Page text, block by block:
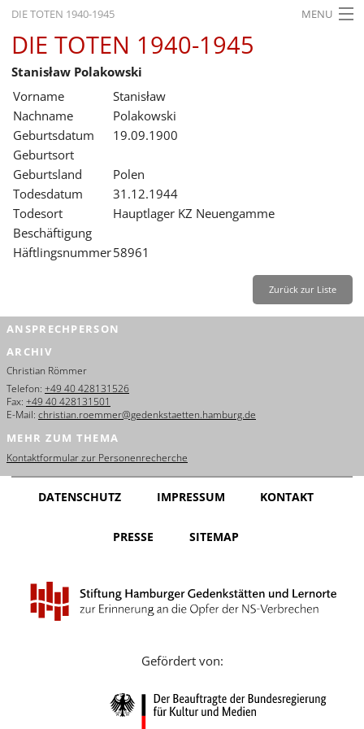
DIE TOTEN 1940-1945 MENU
STARTSEITE
AKTUELLES
AUSSTELLUNGEN
GESCHICHTE
BILDUNG
FORSCHUNG
SERVICE
Français
Dansk
Español
Nederlands
Português
Русский
Leichte Sprache
DIE TOTEN 1940-1945
Stanisław Polakowski
Vorname
Stanisław
Nachname
Polakowski
Geburtsdatum
19.09.1900
Geburtsort
Geburtsland
Polen
Todesdatum
31.12.1944
Todesort
Hauptlager KZ Neuengamme
Beschäftigung
Häftlingsnummer58961
Zurück zur Liste
ANSPRECHPERSON
ARCHIV
Christian Römmer
Telefon: +49 40 428131526
Fax: +49 40 428131501
E-Mail: christian.roemmer@gedenkstaetten.hamburg.de
MEHR ZUM THEMA
Kontaktformular zur Personenrecherche
DATENSCHUTZ IMPRESSUM KONTAKT
PRESSE SITEMAP
Gefördert von: